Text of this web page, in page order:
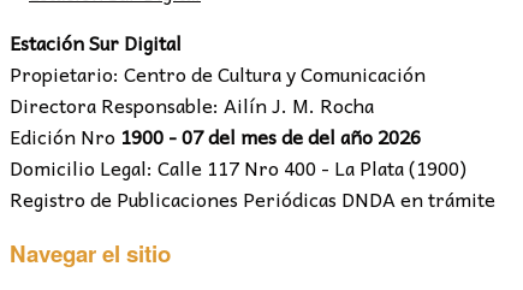
Estación Sur Digital
Propietario: Centro de Cultura y Comunicación
Directora Responsable: Ailín J. M. Rocha
Edición Nro 1900 - 07 del mes de del año 2026
Domicilio Legal: Calle 117 Nro 400 - La Plata (1900)
Registro de Publicaciones Periódicas DNDA en trámite
Navegar el sitio